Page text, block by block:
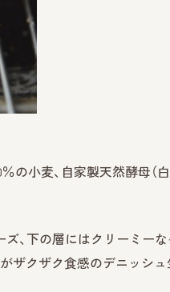
の小麦、自家製天然酵母（白
、下の層にはクリーミーな
ザクザク食感のデニッシュ